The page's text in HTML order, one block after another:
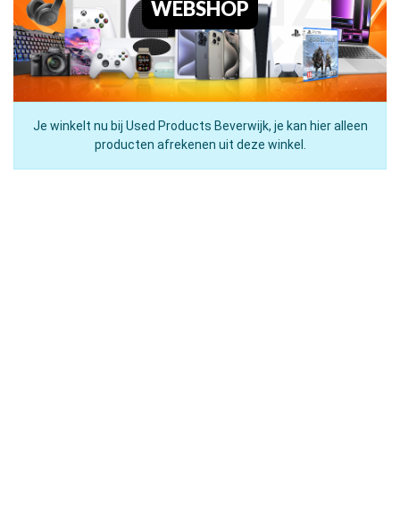
WEBSHOP
Je winkelt nu bij Used Products Beverwijk, je kan hier alleen
producten afrekenen uit deze winkel.